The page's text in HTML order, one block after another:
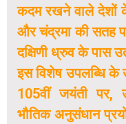
कदम रखने वाले देशों
और चंद्रमा की सतह
दक्षिणी ध्रुव के पास
इस विशेष उपलब्धि के
105वीं जयंती पर,
भौतिक अनुसंधान